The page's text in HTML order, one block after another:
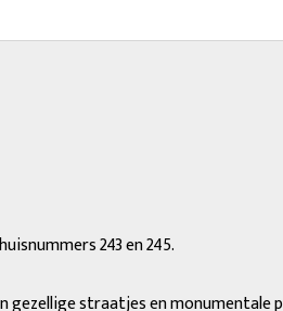
243 en 245.
gezellige straatjes en monumentale